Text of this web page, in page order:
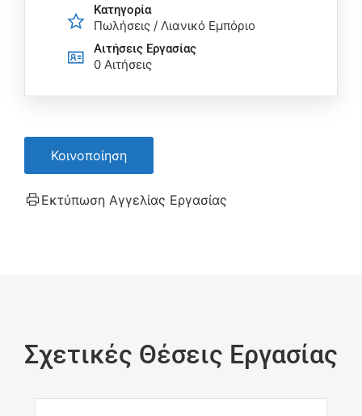
Κατηγορία
Πωλήσεις / Λιανικό Εμπόριο
Αιτήσεις Eργασίας
0 Αιτήσεις
Κοινοποίηση
Εκτύπωση Αγγελίας Εργασίας
Σχετικές Θέσεις Εργασίας